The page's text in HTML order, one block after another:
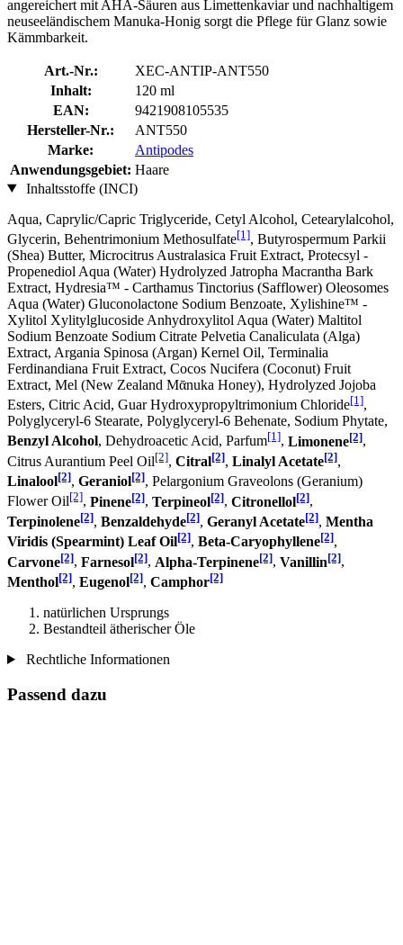
angereichert mit AHA-Säuren aus Limettenkaviar und nachhaltigem
neuseeländischem Manuka-Honig sorgt die Pflege für Glanz sowie
Kämmbarkeit.
Art.-Nr.:
XEC-ANTIP-ANT550
Inhalt:
120 ml
EAN:
9421908105535
Hersteller-Nr.:
ANT550
Marke:
Antipodes
Anwendungsgebiet: Haare
Inhaltsstoffe (INCI)
Aqua, Caprylic/Capric Triglyceride, Cetyl Alcohol, Cetearylalcohol,
Glycerin, Behentrimonium Methosulfate[1], Butyrospermum Parkii
(Shea) Butter, Microcitrus Australasica Fruit Extract, Protecsyl -
Propenediol Aqua (Water) Hydrolyzed Jatropha Macrantha Bark
Extract, Hydresia™ - Carthamus Tinctorius (Safflower) Oleosomes
Aqua (Water) Gluconolactone Sodium Benzoate, Xylishine™ -
Xylitol Xylitylglucoside Anhydroxylitol Aqua (Water) Maltitol
Sodium Benzoate Sodium Citrate Pelvetia Canaliculata (Alga)
Extract, Argania Spinosa (Argan) Kernel Oil, Terminalia
Ferdinandiana Fruit Extract, Cocos Nucifera (Coconut) Fruit
Extract, Mel (New Zealand Mᾱnuka Honey), Hydrolyzed Jojoba
Esters, Citric Acid, Guar Hydroxypropyltrimonium Chloride[1],
Polyglyceryl-6 Stearate, Polyglyceryl-6 Behenate, Sodium Phytate,
Benzyl Alcohol, Dehydroacetic Acid, Parfum[1], Limonene[2],
Citrus Aurantium Peel Oil[2], Citral[2], Linalyl Acetate[2],
Linalool[2], Geraniol[2], Pelargonium Graveolons (Geranium)
Flower Oil[2], Pinene[2], Terpineol[2], Citronellol[2],
Terpinolene[2], Benzaldehyde[2], Geranyl Acetate[2], Mentha
Viridis (Spearmint) Leaf Oil[2], Beta-Caryophyllene[2],
Carvone[2], Farnesol[2], Alpha-Terpinene[2], Vanillin[2],
Menthol[2], Eugenol[2], Camphor[2]
natürlichen Ursprungs
Bestandteil ätherischer Öle
Rechtliche Informationen
Passend dazu